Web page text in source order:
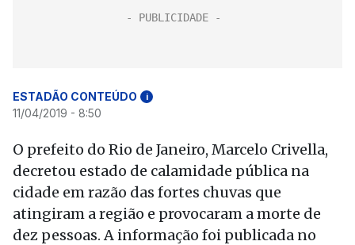
ESTADÃO CONTEÚDO i
11/04/2019 - 8:50
O prefeito do Rio de Janeiro, Marcelo Crivella,
decretou estado de calamidade pública na
cidade em razão das fortes chuvas que
atingiram a região e provocaram a morte de
dez pessoas. A informação foi publicada no